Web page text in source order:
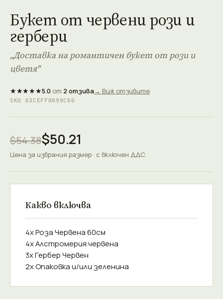
Букет от червени рози и
гербери
„Доставка на романтичен букет от рози и
цветя"
★★★★★5.0от 2 отзива→ Виж отзивите
SKU 63CEFF0099C60
$54.38$50.21
Цена за избрания размер · с включен ДДС
Какво включва
4x Роза Червена 60см
4x Алстромерия червена
3x Гербер Червен
2x Опаковка и/или зеленина